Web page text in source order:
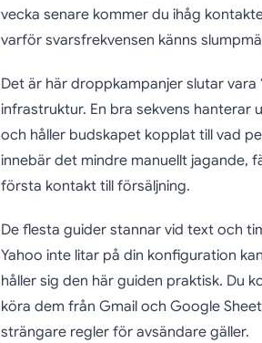
vecka senare kommer du ihåg
varför svarsfrekvensen känns
Det är här droppkampanjer slutar
infrastruktur. En bra sekvens hanterar
och håller budskapet kopplat till vad
innebär det mindre manuellt jagande,
första kontakt till försäljning.
De flesta guider stannar vid text och
Yahoo inte litar på din konfiguration
håller sig den här guiden praktisk. Du
köra dem från Gmail och Google
strängare regler för avsändare gäller.